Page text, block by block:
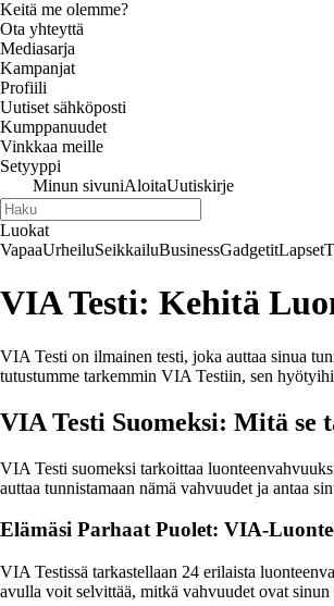
Keitä me olemme?
Ota yhteyttä
Mediasarja
Kampanjat
Profiili
Uutiset sähköposti
Kumppanuudet
Vinkkaa meille
Setyyppi
Minun sivuniAloitaUutiskirje
Luokat
VapaaUrheiluSeikkailuBusinessGadgetitLapset
VIA Testi: Kehitä
VIA Testi on ilmainen testi, joka auttaa sinua
tutustumme tarkemmin VIA Testiin, sen
VIA Testi Suomeksi: Mitä se
VIA Testi suomeksi tarkoittaa
auttaa tunnistamaan nämä vahvuudet ja antaa
Elämäsi Parhaat Puolet: VIA-
VIA Testissä tarkastellaan 24 erilaista
avulla voit selvittää, mitkä vahvuudet ovat